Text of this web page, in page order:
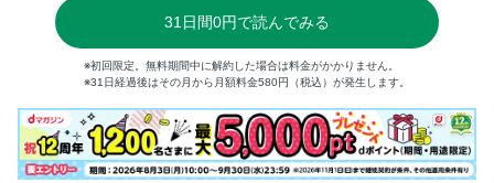
31 日間0円で読んでみる
※初回限定。無料期間中に解約した場合は料金がかかりません。
※31日経過後はその月から月額料金580円（税込）が発生します。